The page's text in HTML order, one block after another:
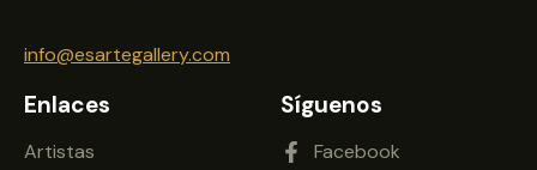
info@esartegallery.com
Enlaces
Artistas
Síguenos
Facebook